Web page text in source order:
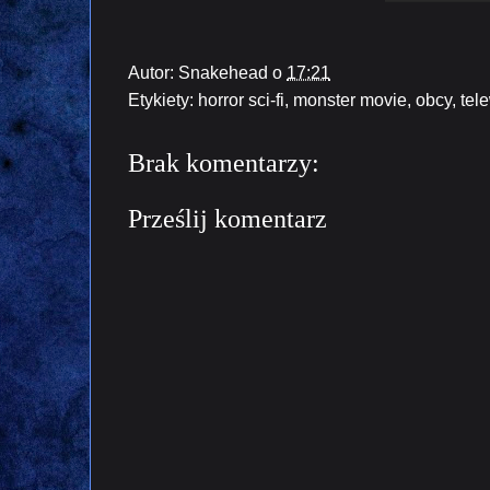
Autor: Snakehead o 17:21
Etykiety: horror sci-fi, monster movie, obcy,
Brak komentarzy:
Prześlij komentarz